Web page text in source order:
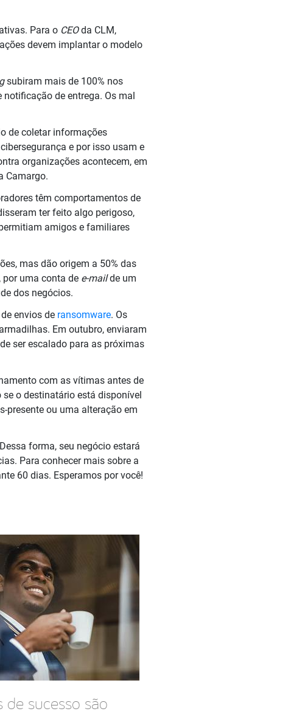
Para o CEOda CLM,
devem implantar o modelo
subiram mais de 100% nos
de entrega. Os mal
de coletar informações
e por isso usam e
organizações acontecem, em
Camargo.
têm comportamentos de
ter feito algo perigoso,
amigos e familiares
mas dão origem a 50% das
por uma conta de e-mailde um
dos negócios.
envios de ransomware. Os
Em outubro, enviaram
ser escalado para as próximas
com as vítimas antes de
o destinatário está disponível
presente ou uma alteração em
forma, seu negócio estará
Para conhecer mais sobre a
60 dias. Esperamos por você!
de sucesso são